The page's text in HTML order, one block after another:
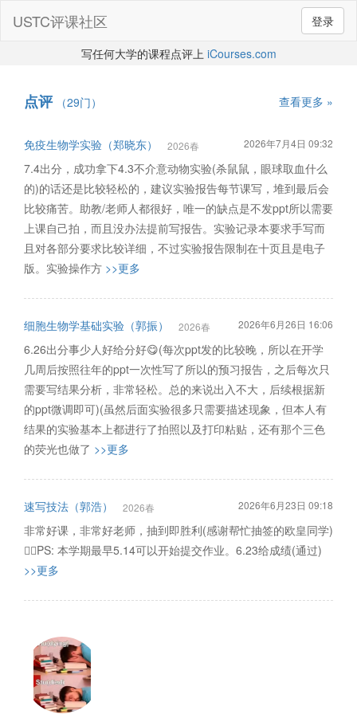
登录
USTC评课社区
写任何大学的课程点评上 iCourses.com
点评（29门） 查看更多 »
免疫生物学实验（郑晓东） 2026春 2026年7月4日 09:32
7.4出分，成功拿下4.3不介意动物实验(杀鼠鼠，眼球取血什么
的)的话还是比较轻松的，建议实验报告每节课写，堆到最后会
比较痛苦。助教/老师人都很好，唯一的缺点是不发ppt所以需要
上课自己拍，而且没办法提前写报告。实验记录本要求手写而
且对各部分要求比较详细，不过实验报告限制在十页且是电子
版。实验操作方 >>更多
细胞生物学基础实验（郭振） 2026春 2026年6月26日 16:06
6.26出分事少人好给分好😋(每次ppt发的比较晚，所以在开学
几周后按照往年的ppt一次性写了所以的预习报告，之后每次只
需要写结果分析，非常轻松。总的来说出入不大，后续根据新
的ppt微调即可)(虽然后面实验很多只需要描述现象，但本人有
结果的实验基本上都进行了拍照以及打印粘贴，还有那个三色
的荧光也做了 >>更多
速写技法（郭浩） 2026春 2026年6月23日 09:18
非常好课，非常好老师，抽到即胜利(感谢帮忙抽签的欧皇同学)
✌🏻PS: 本学期最早5.14可以开始提交作业。6.23给成绩(通过)
>>更多